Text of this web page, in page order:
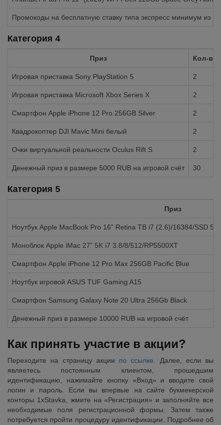
Промокоды на бесплатную ставку типа экспресс минимум из
Категория 4
Приз Кол-во,
Игровая приставка Sony PlayStation 5 2
Игровая приставка Microsoft Xbox Series X 2
Смартфон Apple iPhone 12 Pro 256GB Silver 2
Квадрокоптер DJI Mavic Mini белый 2
Очки виртуальной реальности Oculus Rift S 2
Денежный приз в размере 5000 RUB на игровой счёт 30
Категория 5
Приз
Ноутбук Apple MacBook Pro 16” Retina TB i7 (2.6)/16384/SSD
Моноблок Apple iMac 27” 5K i7 3.8/8/512/RP5500XT
Смартфон Apple iPhone 12 Pro Max 256GB Pacific Blue
Ноутбук игровой ASUS TUF Gaming A15
Смартфон Samsung Galaxy Note 20 Ultra 256Gb Black
Денежный приз в размере 10000 RUB на игровой счёт
Как принять участие в акции?
Переходите на страницу акции по ссылке . Далее, если вы
являетесь постоянным клиентом, прошедшим
идентификацию, нажимайте кнопку «Вход» и вводите свой
логин и пароль. Если вы впервые на сайте букмекерской
конторы 1xStavka, жмите на «Регистрация» и заполняйте все
необходимые поля регистрационной формы. Затем также
потребуется пройти процедуру идентификации. Подробнее об